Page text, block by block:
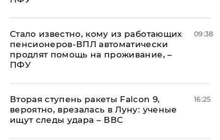
Стало известно, кому из работающих
пенсионеров-ВПЛ автоматически
продлят помощь на проживание, –
ПФУ
09:38
Вторая ступень ракеты Falcon 9,
вероятно, врезалась в Луну: ученые
ищут следы удара – ВВС
16:25